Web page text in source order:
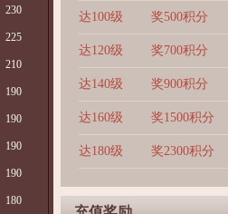
230
225
210
190
190
190
190
180
达100级 奖500积分
达120级 奖700积分
达140级 奖900积分
达160级 奖1500积分
达180级 奖2300积分